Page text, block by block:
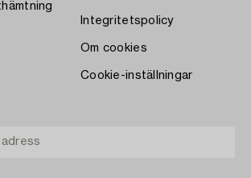
Integritetspolicy
Om cookies
Cookie-inställningar